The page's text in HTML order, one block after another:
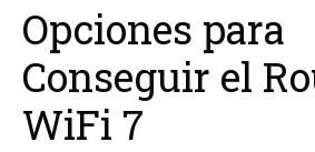
Opciones para
Conseguir el
WiFi 7